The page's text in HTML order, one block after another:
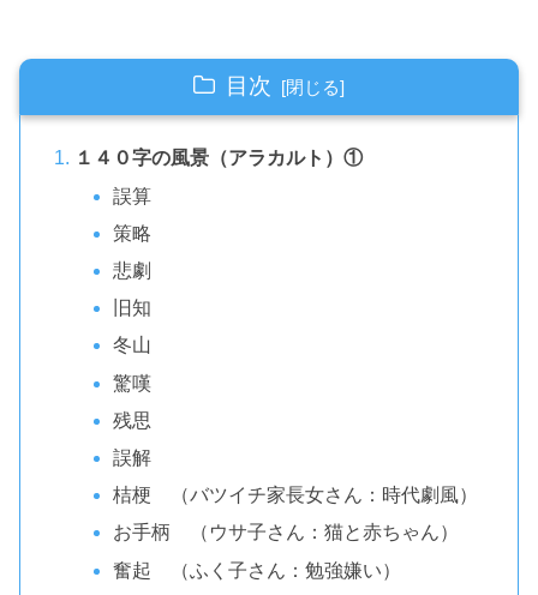
目次
１４０字の風景（アラカルト）①
誤算
策略
悲劇
旧知
冬山
驚嘆
残思
誤解
桔梗 （バツイチ家長女さん：時代劇風）
お手柄 （ウサ子さん：猫と赤ちゃん）
奮起 （ふく子さん：勉強嫌い）